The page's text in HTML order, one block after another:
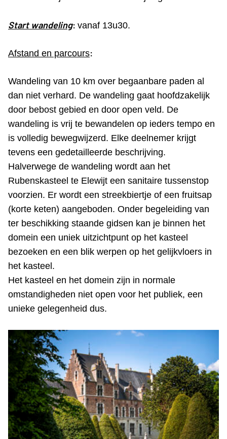
Start wandeling: vanaf 13u30.
Afstand en parcours:
Wandeling van 10 km over begaanbare paden al
dan niet verhard. De wandeling gaat hoofdzakelijk
door bebost gebied en door open veld. De
wandeling is vrij te bewandelen op ieders tempo en
is volledig bewegwijzerd. Elke deelnemer krijgt
tevens een gedetailleerde beschrijving.
Halverwege de wandeling wordt aan het
Rubenskasteel te Elewijt een sanitaire tussenstop
voorzien. Er wordt een streekbiertje of een fruitsap
(korte keten) aangeboden. Onder begeleiding van
ter beschikking staande gidsen kan je binnen het
domein een uniek uitzichtpunt op het kasteel
bezoeken en een blik werpen op het gelijkvloers in
het kasteel.
Het kasteel en het domein zijn in normale
omstandigheden niet open voor het publiek, een
unieke gelegenheid dus.